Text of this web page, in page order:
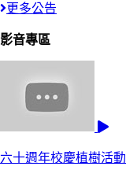
更多公告
影音專區
六十週年校慶植樹活動